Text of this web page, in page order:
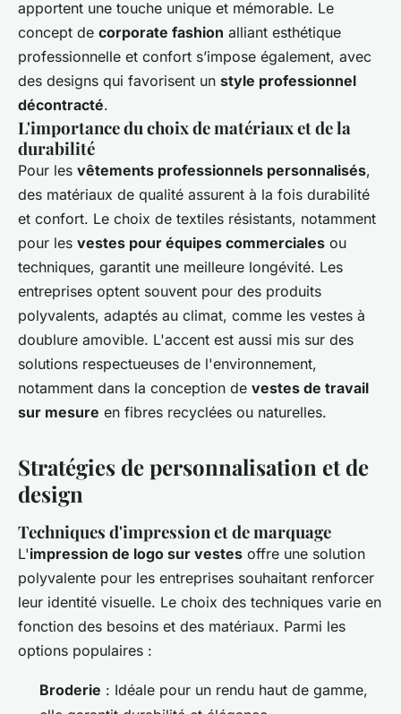
apportent une touche unique et mémorable. Le
concept de corporate fashion alliant esthétique
professionnelle et confort s’impose également, avec
des designs qui favorisent un style professionnel
décontracté.
L'importance du choix de matériaux et de la
durabilité
Pour les vêtements professionnels personnalisés,
des matériaux de qualité assurent à la fois durabilité
et confort. Le choix de textiles résistants, notamment
pour les vestes pour équipes commerciales ou
techniques, garantit une meilleure longévité. Les
entreprises optent souvent pour des produits
polyvalents, adaptés au climat, comme les vestes à
doublure amovible. L'accent est aussi mis sur des
solutions respectueuses de l'environnement,
notamment dans la conception de vestes de travail
sur mesure en fibres recyclées ou naturelles.
Stratégies de personnalisation et de
design
Techniques d'impression et de marquage
L'impression de logo sur vestes offre une solution
polyvalente pour les entreprises souhaitant renforcer
leur identité visuelle. Le choix des techniques varie en
fonction des besoins et des matériaux. Parmi les
options populaires :
Broderie : Idéale pour un rendu haut de gamme,